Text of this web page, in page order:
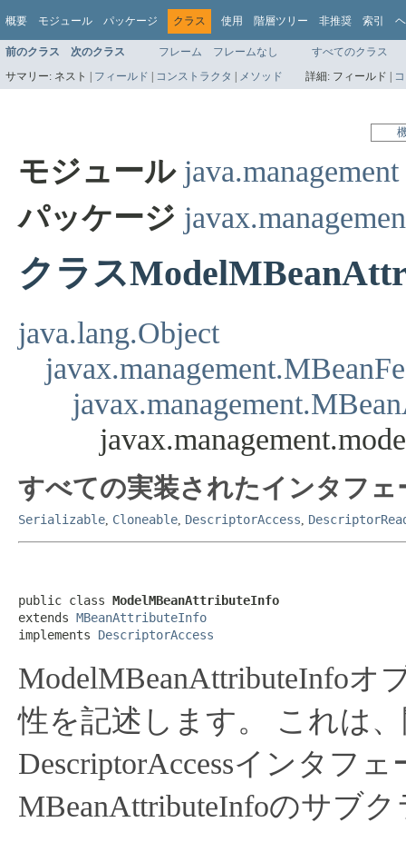
概要 モジュール パッケージ クラス 使用 階層ツリー 非推奨 索引
前のクラス 次のクラス フレーム フレームなし
すべてのクラス
サマリー: ネスト | フィールド | コンストラクタ | メソッド 詳細: フィールド |
モジュール java.management
パッケージ
クラス
java.lang.Object
すべての実装されたインタフェ
Serializable, Cloneable, DescriptorAccess,
public class ModelMBeanAttributeInfo
extends MBeanAttributeInfo
implements DescriptorAccess
ModelMBeanAttributeInfoオ
性を記述します。
これは
DescriptorAccessインタフ
MBeanAttributeInfoのサブ